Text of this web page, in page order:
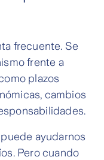
frecuente. Se
frente a
plazos
cambios
ayudarnos
Pero cuando